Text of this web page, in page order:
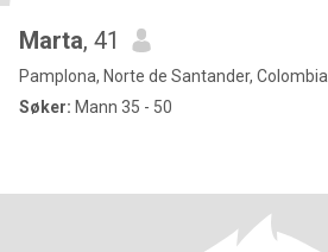
Marta, 41
Pamplona, Norte de Santander, Colombia
Søker: Mann 35 - 50